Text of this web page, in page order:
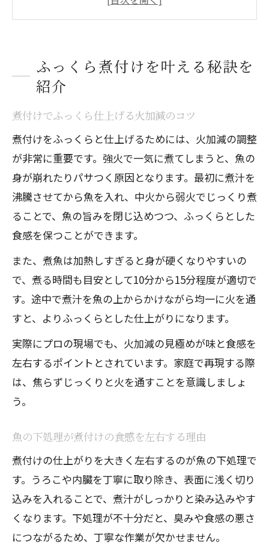
落とし蓋で煮付けがよりしっとりする方
煮魚がパサパサになる原因と対策ポイン
ト
味が染み込む煮付けの黄金比活用術
煮付けの黄金比で味が決まる理由を解説
魚の煮付けに最適な調味料割合のポイン
ト
煮魚レシピで味を染み込ませる黄金バラ
ンス
ツ
プロも使う魚の煮付け黄金比テクニック
煮魚で失敗しない下処理のコツとは
湯引きと霜降りで臭みを取る煮付けの技
煮付けで骨と血合いを上手に処理するコ
煮付けで失敗しがちな下処理の落とし穴
煮付けに最適な火加減と煮る時間のポイント
煮付けは強火と中火どちらが向いている
か
煮魚は何分煮るのがふっくらの秘訣か
火加減で変わる煮付けの味と食感の違い
ふっくら煮付けを叶える秘訣を
紹介
煮付けでふっくら仕上げる火加減のコツ
煮付けをふっくらと仕上げるためには、火加減の調整
が非常に重要です。強火で一気に煮てしまうと、魚の
身が崩れたりパサつく原因となります。最初に煮汁を
沸騰させてから魚を入れ、中火から弱火でじっくり煮
ることで、魚の旨みを閉じ込めつつ、ふっくらとした
食感を保つことができます。
また、煮魚は加熱しすぎると身が硬くなりやすいの
で、煮る時間も目安として10分から15分程度が適切で
す。途中で煮汁を魚の上からかけながら均一に火を通
すと、よりふっくらとした仕上がりになります。
実際にプロの現場でも、火加減の見極めが味と食感を
左右するポイントとされています。家庭で再現する際
は、焦らずじっくりと火を通すことを意識しましょ
う。
魚の下処理が煮付けの食感を左右する理由
煮付けの仕上がりを大きく左右するのが魚の下処理で
す。うろこや内臓を丁寧に取り除き、表面に浅く切り
込みを入れることで、煮汁がしっかりと染み込みやす
くなります。下処理が不十分だと、臭みや食感の悪さ
につながるため、丁寧な作業が欠かせません。